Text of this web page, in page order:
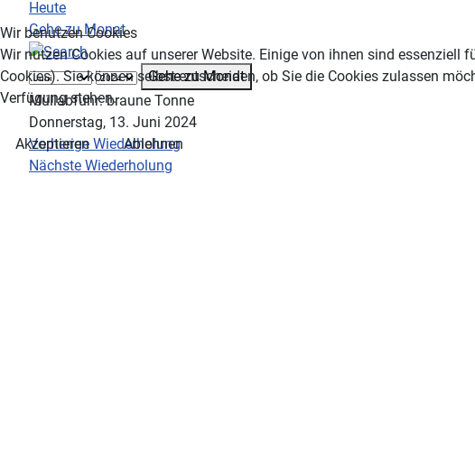
Heute
Gehe zu Monat
Gehe zu Monat
Müllabfuhr: braune Tonne
Donnerstag, 13. Juni 2024
Vorherige Wiederholung
Nächste Wiederholung
Wir benutzen Cookies
Wir nutzen Cookies auf unserer Website. Einige von ihnen sind essenziell
Cookies). Sie können selbst entscheiden, ob Sie die Cookies zulassen
Verfügung stehen.
Akzeptieren
Ablehnen